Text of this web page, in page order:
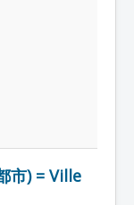
市) = Ville